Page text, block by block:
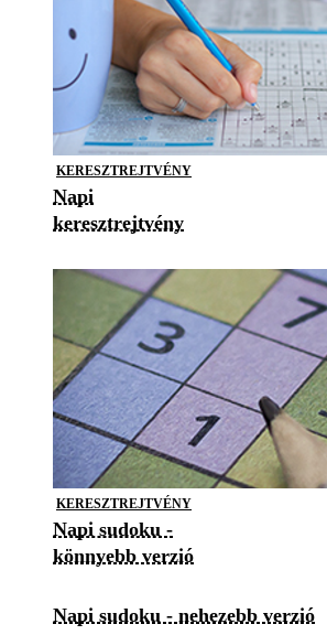
KERESZTREJTVÉNY
Napi
keresztrejtvény
KERESZTREJTVÉNY
Napi sudoku -
könnyebb verzió
Napi sudoku - nehezebb verzió